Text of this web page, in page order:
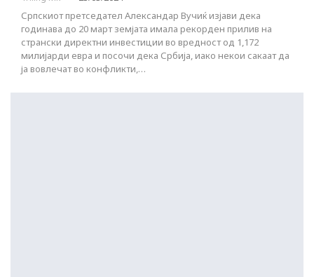
Српскиот претседател Александар Вучиќ изјави дека
годинава до 20 март земјата имала рекорден прилив на
странски директни инвестиции во вредност од 1,172
милијарди евра и посочи дека Србија, иако некои сакаат да
ја вовлечат во конфликти,…